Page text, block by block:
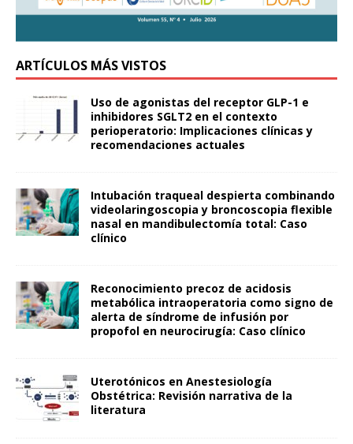
ARTÍCULOS MÁS VISTOS
Uso de agonistas del receptor GLP-1 e
inhibidores SGLT2 en el contexto
perioperatorio: Implicaciones clínicas y
recomendaciones actuales
Intubación traqueal despierta combinando
videolaringoscopia y broncoscopia flexible
nasal en mandibulectomía total: Caso
clínico
Reconocimiento precoz de acidosis
metabólica intraoperatoria como signo de
alerta de síndrome de infusión por
propofol en neurocirugía: Caso clínico
Uterotónicos en Anestesiología
Obstétrica: Revisión narrativa de la
literatura